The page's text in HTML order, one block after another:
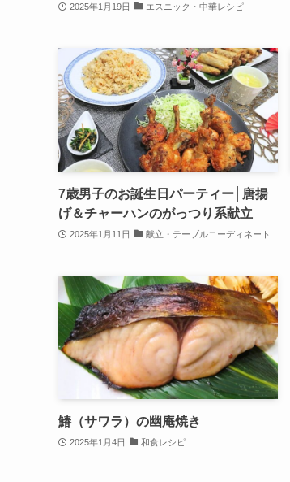
2025年1月19日 エスニック・中華レシピ
7歳男子のお誕生日パーティー│唐揚
げ＆チャーハンのがっつり系献立
2025年1月11日 献立・テーブルコーディネート
鰆（サワラ）の幽庵焼き
2025年1月4日 和食レシピ